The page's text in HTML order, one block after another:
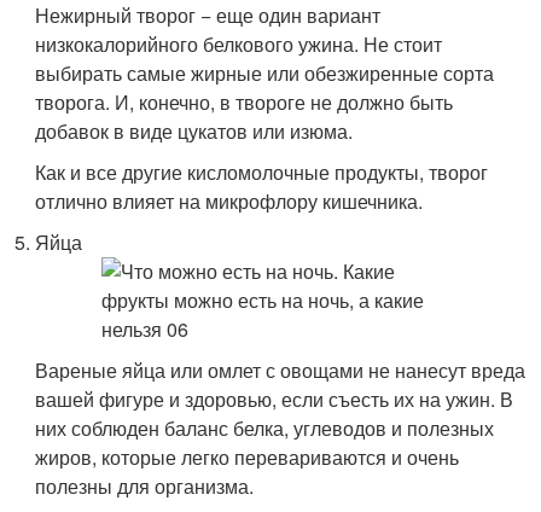
Нежирный творог − еще один вариант
низкокалорийного белкового ужина. Не стоит
выбирать самые жирные или обезжиренные сорта
творога. И, конечно, в твороге не должно быть
добавок в виде цукатов или изюма.
Как и все другие кисломолочные продукты, творог
отлично влияет на микрофлору кишечника.
Яйца
Вареные яйца или омлет с овощами не нанесут вреда
вашей фигуре и здоровью, если съесть их на ужин. В
них соблюден баланс белка, углеводов и полезных
жиров, которые легко перевариваются и очень
полезны для организма.